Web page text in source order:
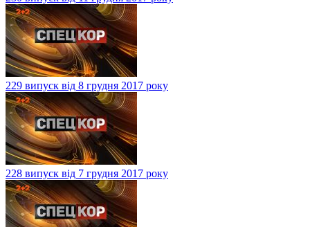
229 випуск від 8 грудня 2017 року
228 випуск від 7 грудня 2017 року